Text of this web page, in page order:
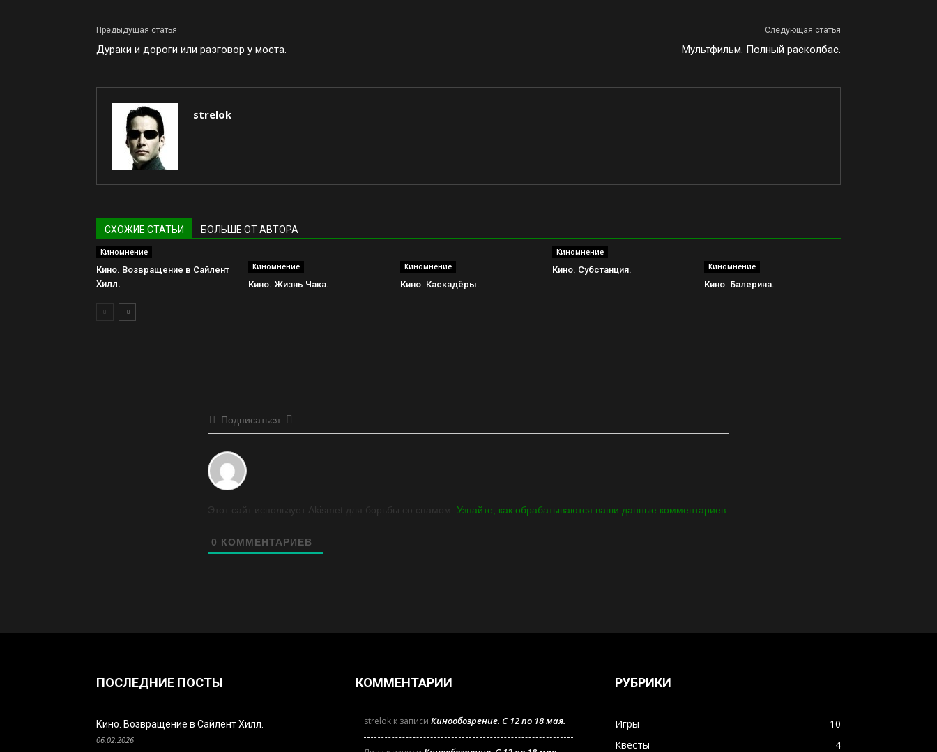
Предыдущая статья
Дураки и дороги или разговор у моста.
Следующая статья
Мультфильм. Полный расколбас.
strelok
СХОЖИЕ СТАТЬИ БОЛЬШЕ ОТ АВТОРА
Киномнение
Кино. Возвращение в Сайлент
Хилл.
Киномнение
Кино. Жизнь Чака.
Киномнение
Кино. Каскадёры.
Киномнение
Кино. Субстанция. Киномнение
Кино. Балерина.
Подписаться
Этот сайт использует Akismet для борьбы со спамом. Узнайте, как обрабатываются ваши данные комментариев
0 КОММЕНТАРИЕВ
ПОСЛЕДНИЕ ПОСТЫ
Кино. Возвращение в Сайлент Хилл.
06.02.2026
КОММЕНТАРИИ
strelok к записи Кинообозрение. С 12 по 18 мая.
РУБРИКИ
Игры
10
Квесты
4